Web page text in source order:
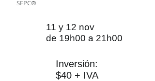
SFPC®
11 y 12 nov
de 19h00 a 21h00
Inversión:
$40 + IVA